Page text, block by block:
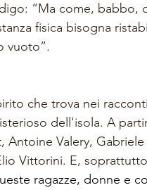
“Ma come, babbo,
fisica bisogna
vuoto”.
che trova nei
dell'isola. A
Valery,
Vittorini. E,
ragazze, donne e